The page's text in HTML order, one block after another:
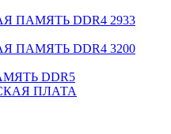
ПАМЯТЬ DDR4 2933
ПАМЯТЬ DDR4 3200
DDR5
ПЛАТА